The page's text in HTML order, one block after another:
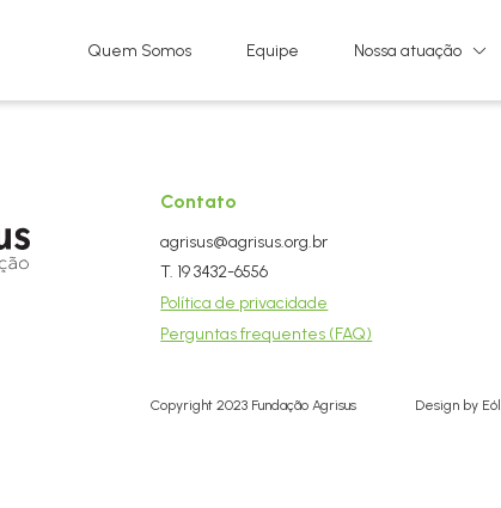
Quem Somos Equipe Nossa atuação
Contato
agrisus@agrisus.org.br
T. 19 3432-6556
Política de privacidade
Perguntas frequentes (FAQ)
Copyright 2023 Fundação Agrisus Design by